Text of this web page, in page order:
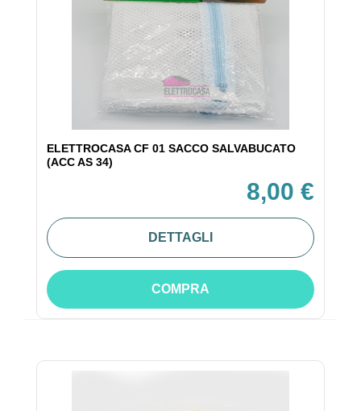
ELETTROCASA CF 01 SACCO SALVABUCATO
(ACC AS 34)
8,00 €
DETTAGLI
COMPRA